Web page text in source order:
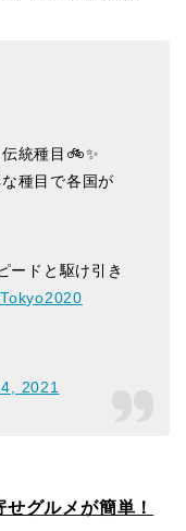
統種目🚲✨
種目で各国が
ードと駆け引き
2021
グルメが簡単！